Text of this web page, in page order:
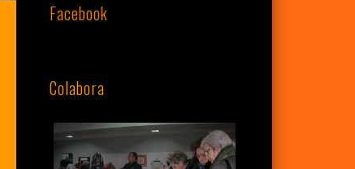
del S. Corazón
Facebook
Colabora